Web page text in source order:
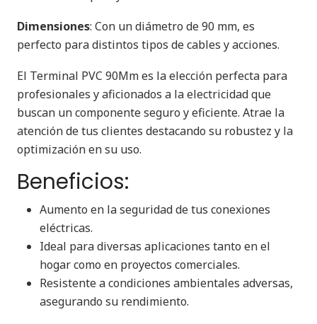
Dimensiones: Con un diámetro de 90 mm, es
perfecto para distintos tipos de cables y acciones.
El Terminal PVC 90Mm es la elección perfecta para
profesionales y aficionados a la electricidad que
buscan un componente seguro y eficiente. Atrae la
atención de tus clientes destacando su robustez y la
optimización en su uso.
Beneficios:
Aumento en la seguridad de tus conexiones
eléctricas.
Ideal para diversas aplicaciones tanto en el
hogar como en proyectos comerciales.
Resistente a condiciones ambientales adversas,
asegurando su rendimiento.